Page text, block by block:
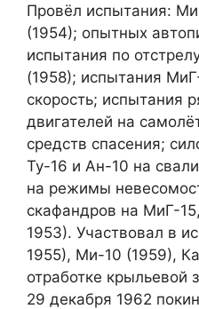
Провёл испытания:
(1954); опытных
испытания по
(1958); испытания
скорость; испытания
двигателей на
средств спасения;
Ту-16 и Ан-10 на
на режимы
скафандров на МиГ-
1953). Участвовал в
1955), Ми-10 (1959),
отработке крыльевой
29 декабря 1962